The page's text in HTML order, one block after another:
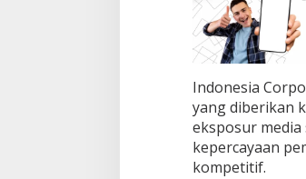
Indonesia
yang diberikan
eksposur
kepercayaan
kompetitif.